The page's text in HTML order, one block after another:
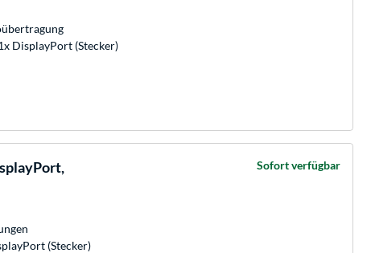
DisplayPort (Stecker)
(Stecker)
Sofort verfügbar